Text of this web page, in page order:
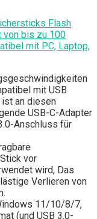
Flash
von bis zu 100
mit PC, Laptop,
mit USB
an diesen
USB-C-Adapter
Anschluss für
vor
wird, Das
Verlieren von
11/10/8/7,
(und USB 3.0-